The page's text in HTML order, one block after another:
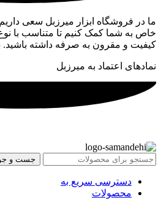
ما در فروشگاه ابزار میرزبل سعی
خاص به شما کمک کنیم تا متناسب با نوع
کیفیت و مقرون به صرفه داشته باشید.
نمادهای اعتماد به میرزبل
جست و
دسترسی سریع به
محصولات